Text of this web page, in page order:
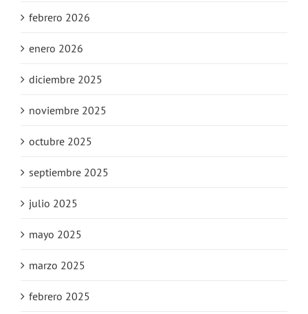
febrero 2026
enero 2026
diciembre 2025
noviembre 2025
octubre 2025
septiembre 2025
julio 2025
mayo 2025
marzo 2025
febrero 2025